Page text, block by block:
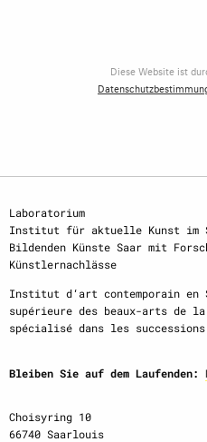
Diese Website ist
Laboratorium
Institut für aktuelle Kunst im
Bildenden Künste Saar mit
Künstlernachlässe
Institut d‘art contemporain en
supérieure des beaux-arts de
spécialisé dans les
Bleiben Sie auf dem Laufenden:
Choisyring 10
66740 Saarlouis